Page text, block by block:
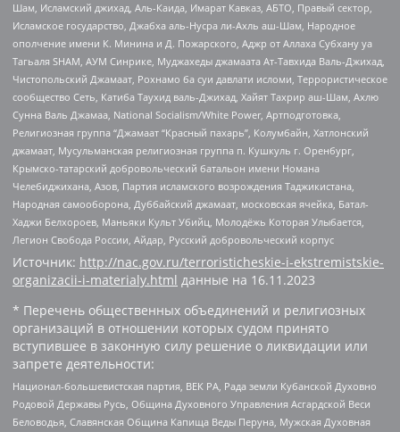
Шам, Исламский джихад, Аль-Каида, Имарат Кавказ, АБТО, Правый сектор,
Исламское государство, Джабха аль-Нусра ли-Ахль аш-Шам, Народное
ополчение имени К. Минина и Д. Пожарского, Аджр от Аллаха Субхану уа
Тагьаля SHAM, АУМ Синрике, Муджахеды джамаата Ат-Тавхида Валь-Джихад,
Чистопольский Джамаат, Рохнамо ба суи давлати исломи, Террористическое
сообщество Сеть, Катиба Таухид валь-Джихад, Хайят Тахрир аш-Шам, Ахлю
Сунна Валь Джамаа, National Socialism/White Power, Артподготовка,
Религиозная группа “Джамаат “Красный пахарь”, Колумбайн, Хатлонский
джамаат, Мусульманская религиозная группа п. Кушкуль г. Оренбург,
Крымско-татарский добровольческий батальон имени Номана
Челебиджихана, Азов, Партия исламского возрождения Таджикистана,
Народная самооборона, Дуббайский джамаат, московская ячейка, Батал-
Хаджи Белхороев, Маньяки Культ Убийц, Молодёжь Которая Улыбается,
Легион Свобода России, Айдар, Русский добровольческий корпус
Источник: http://nac.gov.ru/terroristicheskie-i-ekstremistskie-
organizacii-i-materialy.html данные на 16.11.2023
* Перечень общественных объединений и религиозных
организаций в отношении которых судом принято
вступившее в законную силу решение о ликвидации или
запрете деятельности:
Национал-большевистская партия, ВЕК РА, Рада земли Кубанской Духовно
Родовой Державы Русь, Община Духовного Управления Асгардской Веси
Беловодья, Славянская Община Капища Веды Перуна, Мужская Духовная